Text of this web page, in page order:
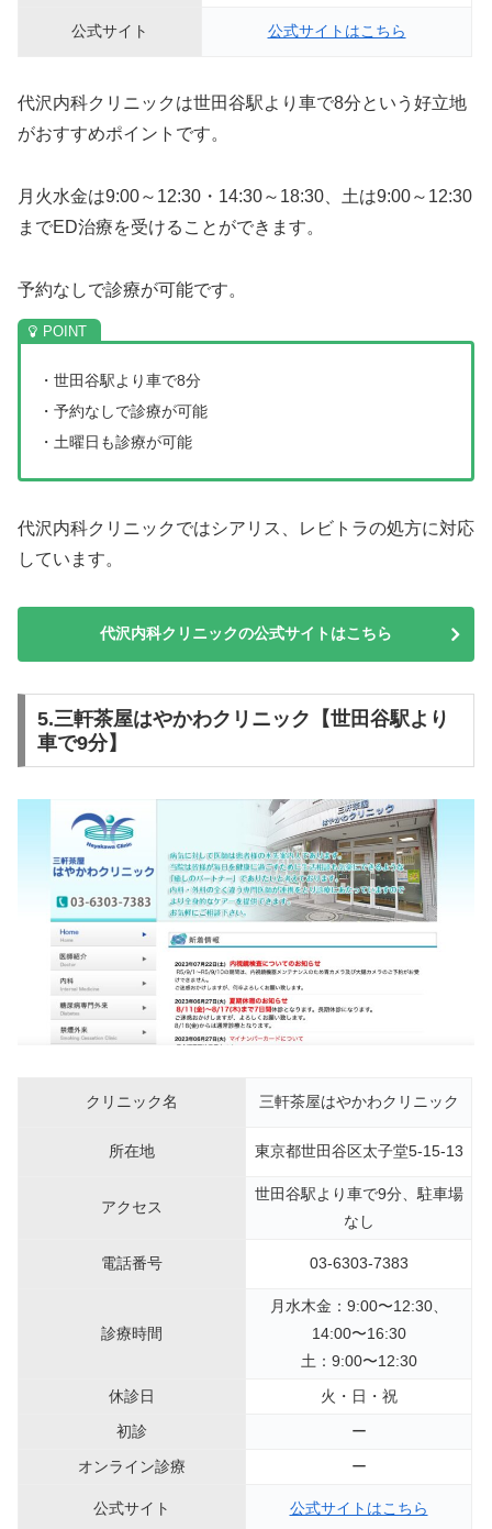
公式サイト 公式サイトはこちら
代沢内科クリニックは世田谷駅より車で8分という好立地
がおすすめポイントです。
月火水金は9:00～12:30・14:30～18:30、土は9:00～12:30
までED治療を受けることができます。
予約なしで診療が可能です。
・世田谷駅より車で8分
・予約なしで診療が可能
・土曜日も診療が可能
代沢内科クリニックではシアリス、レビトラの処方に対応
しています。
代沢内科クリニックの公式サイトはこちら
5.三軒茶屋はやかわクリニック【世田谷駅より
車で9分】
クリニック名 三軒茶屋はやかわクリニック
所在地 東京都世田谷区太子堂5-15-13
アクセス
世田谷駅より車で9分、駐車場
なし
電話番号 03-6303-7383
診療時間
月水木金：9:00〜12:30、
14:00〜16:30
土：9:00〜12:30
休診日
火・日・祝
初診
ー
オンライン診療
ー
公式サイト 公式サイトはこちら